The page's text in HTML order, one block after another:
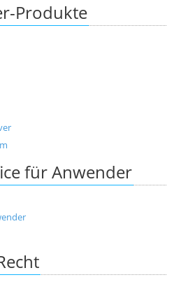
Produkte
für Anwender